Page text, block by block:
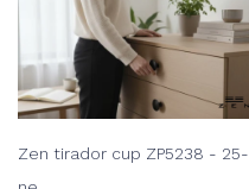
Zen tirador cup ZP5238 - 25-